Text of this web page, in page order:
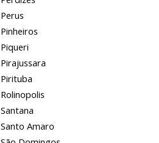
Perus
Pinheiros
Piqueri
Pirajussara
Pirituba
Rolinopolis
Santana
Santo Amaro